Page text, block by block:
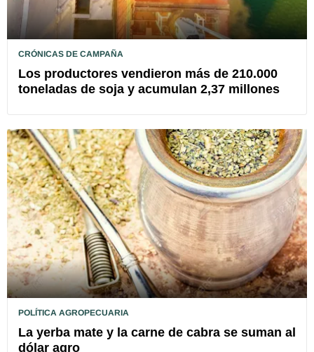
CRÓNICAS DE CAMPAÑA
Los productores vendieron más de 210.000
toneladas de soja y acumulan 2,37 millones
POLÍTICA AGROPECUARIA
La yerba mate y la carne de cabra se suman al
dólar agro